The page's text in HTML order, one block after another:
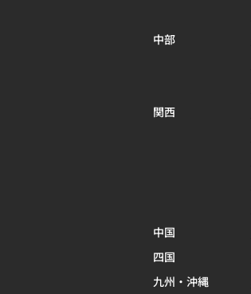
中部
関西
中国
四国
九州・沖縄